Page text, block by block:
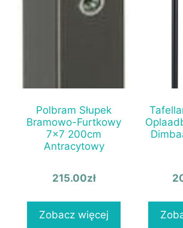
Polbram Słupek
Bramowo-Furtkowy
7×7 200cm
Antracytowy
215.00zł
Zobacz więcej